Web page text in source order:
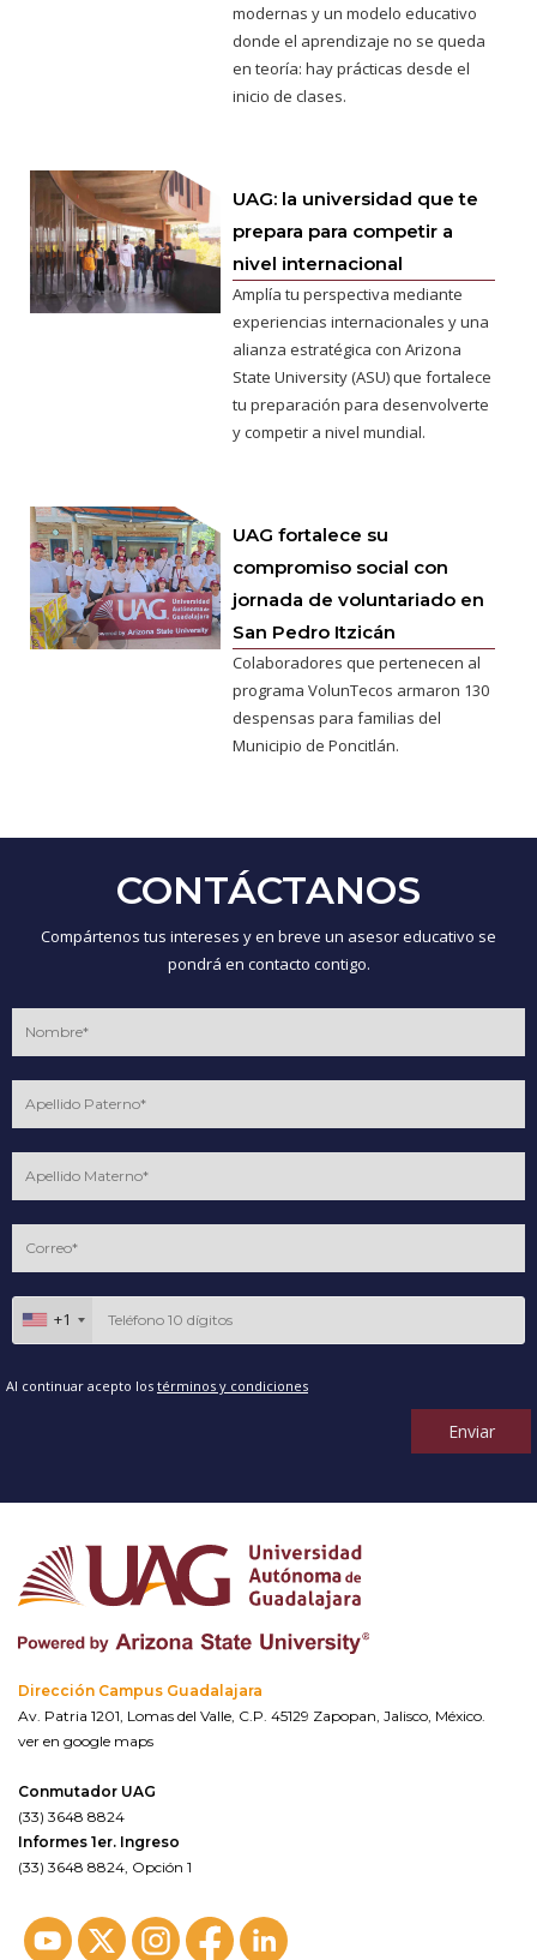
modernas y un modelo educativo
donde el aprendizaje no se queda
en teoría: hay prácticas desde el
inicio de clases.
UAG: la universidad que te
prepara para competir a
nivel internacional
Amplía tu perspectiva mediante
experiencias internacionales y una
alianza estratégica con Arizona
State University (ASU) que fortalece
tu preparación para desenvolverte
y competir a nivel mundial.
UAG fortalece su
compromiso social con
jornada de voluntariado en
San Pedro Itzicán
Colaboradores que pertenecen al
programa VolunTecos armaron 130
despensas para familias del
Municipio de Poncitlán.
CONTÁCTANOS
Compártenos tus intereses y en breve un asesor educativo se
pondrá en contacto contigo.
+1
Al continuar acepto los términos y condiciones
Enviar
Dirección Campus Guadalajara
Av. Patria 1201, Lomas del Valle, C.P. 45129 Zapopan, Jalisco, México.
ver en google maps
Conmutador UAG
(33) 3648 8824
Informes 1er. Ingreso
(33) 3648 8824, Opción 1